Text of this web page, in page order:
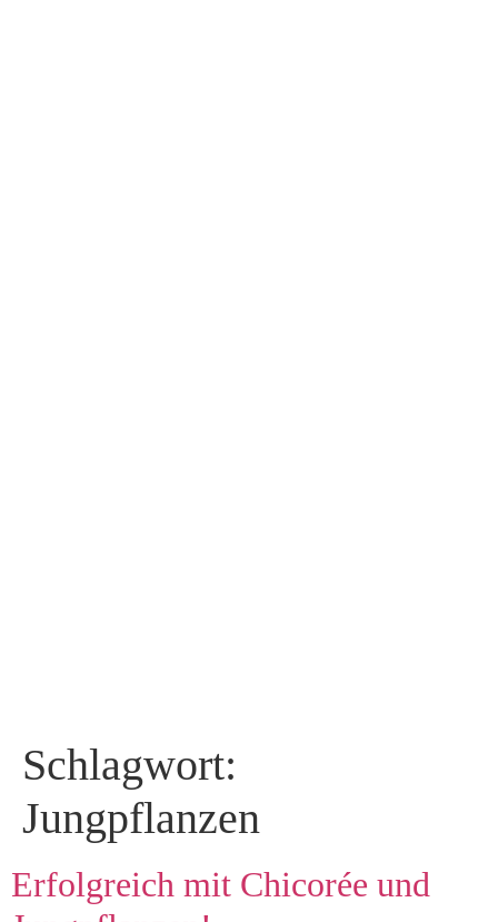
Schlagwort:
Jungpflanzen
Erfolgreich mit Chicorée und